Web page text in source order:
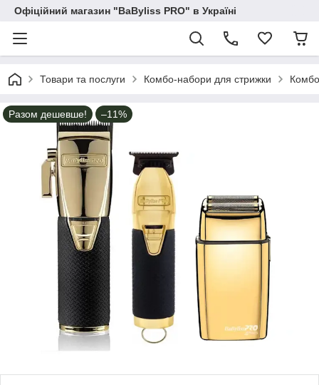
Офіційний магазин "BaByliss PRO" в Україні
Товари та послуги Комбо-набори для стрижки
Разом дешевше! –11%